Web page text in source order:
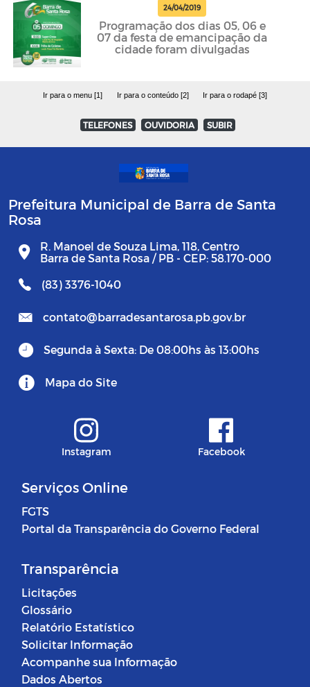
24/04/2019
Programação dos dias 05, 06 e
07 da festa de emancipação da
cidade foram divulgadas
Ir para o menu [1] Ir para o conteúdo [2] Ir para o rodapé [3]
TELEFONES OUVIDORIA SUBIR
Prefeitura Municipal de Barra de Santa
Rosa
R. Manoel de Souza Lima, 118, Centro
Barra de Santa Rosa / PB - CEP: 58.170-000
(83) 3376-1040
contato@barradesantarosa.pb.gov.br
Segunda à Sexta: De 08:00hs às 13:00hs
Mapa do Site
Instagram Facebook
Serviços Online
FGTS
Portal da Transparência do Governo Federal
Transparência
Licitações
Glossário
Relatório Estatístico
Solicitar Informação
Acompanhe sua Informação
Dados Abertos